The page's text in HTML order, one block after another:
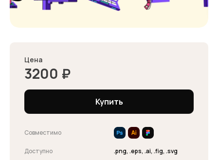
Цена
3200 ₽
Купить
Совместимо
Доступно .png, .eps, .ai, .fig, .svg